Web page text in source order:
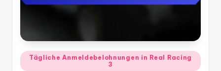
Posted
in
Tägliche Anmeldebelohnungen in Real Racing
3